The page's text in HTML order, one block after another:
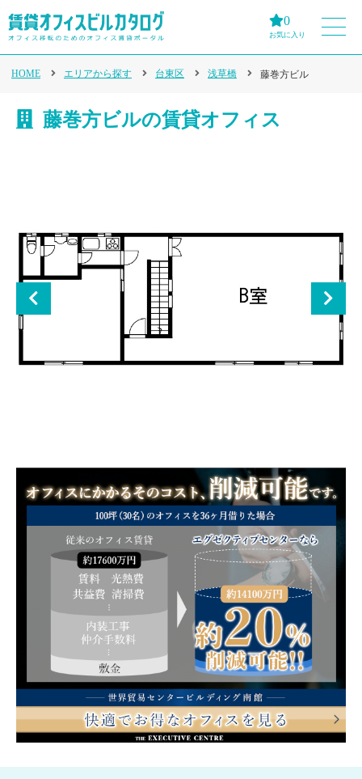
0
お気に入り
HOME エリアから探す 台東区 浅草橋 藤巻方ビル
藤巻方ビルの賃貸オフィス